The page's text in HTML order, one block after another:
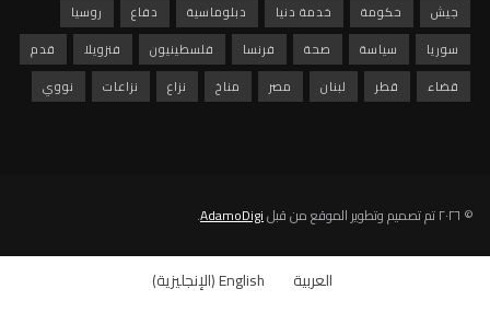
جيش
حكومة خدمة دنيا دبلوماسية دفاع
روسيا
سوريا
سياسة صحة فرنسا فلسطينيون فنزويلا
قدم
قضاء
قطر لبنان مصر مناخ نزاع نزاعات نووي
© ٢٠٢٦ تم تصميم وتطوير الموقع من قبل AdamoDigi
.
العربية English
(الإنجليزية)